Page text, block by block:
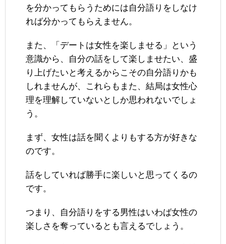
を分かってもらうためには自分語りをしなけ
れば分かってもらえません。
また、「デートは女性を楽しませる」という
意識から、自分の話をして楽しませたい、盛
り上げたいと考えるからこその自分語りかも
しれませんが、これらもまた、結局は女性心
理を理解していないとしか思われないでしょ
う。
まず、女性は話を聞くよりもする方が好きな
のです。
話をしていれば勝手に楽しいと思ってくるの
です。
つまり、自分語りをする男性はいわば女性の
楽しさを奪っているとも言えるでしょう。